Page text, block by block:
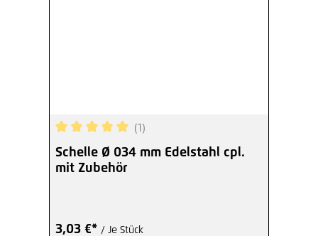
Durchschnittliche Bewertung von 5 von 5
(1)
Schelle Ø 034 mm Edelstahl cpl.
mit Zubehör
3,03 €* / Je Stück